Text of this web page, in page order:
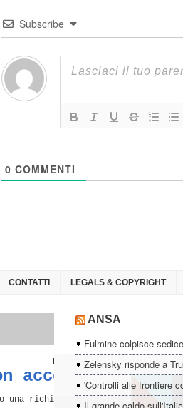
Subscribe
0 COMMENTI
CONTATTI LEGALS & COPYRIGHT
ANSA
Fulmine colpisce
Zelensky risponde a
'Controlli alle frontiere